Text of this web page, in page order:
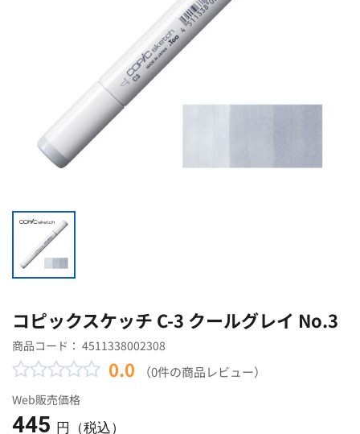
コピックスケッチ C-3 クールグレイ No.3
商品コード： 4511338002308
0.0 （0件の商品レビュー）
Web販売価格
445 円（税込）